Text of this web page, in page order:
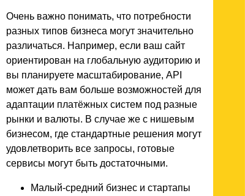
Очень важно понимать, что потребности
разных типов бизнеса могут значительно
различаться. Например, если ваш сайт
ориентирован на глобальную аудиторию и
вы планируете масштабирование, API
может дать вам больше возможностей для
адаптации платёжных систем под разные
рынки и валюты. В случае же с нишевым
бизнесом, где стандартные решения могут
удовлетворить все запросы, готовые
сервисы могут быть достаточными.
Малый-средний бизнес и стартапы